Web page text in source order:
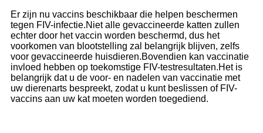
Er zijn nu vaccins beschikbaar die helpen beschermen
tegen FIV-infectie.Niet alle gevaccineerde katten zullen
echter door het vaccin worden beschermd, dus het
voorkomen van blootstelling zal belangrijk blijven, zelfs
voor gevaccineerde huisdieren.Bovendien kan vaccinatie
invloed hebben op toekomstige FIV-testresultaten.Het is
belangrijk dat u de voor- en nadelen van vaccinatie met
uw dierenarts bespreekt, zodat u kunt beslissen of FIV-
vaccins aan uw kat moeten worden toegediend.